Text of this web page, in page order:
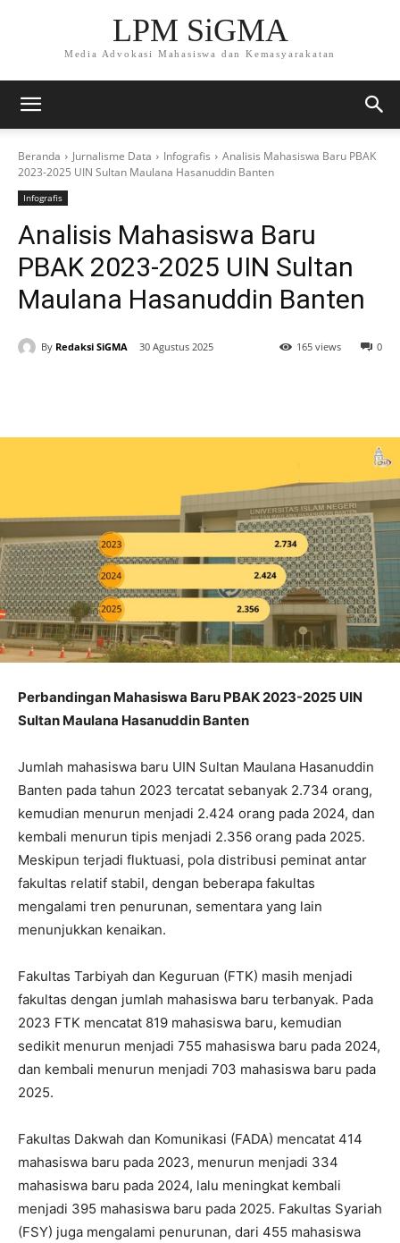
LPM SiGMA
Media Advokasi Mahasiswa dan Kemasyarakatan
Beranda Jurnalisme Data Infografis
Analisis Mahasiswa Baru PBAK
2023-2025 UIN Sultan Maulana Hasanuddin Banten
Infografis
Analisis Mahasiswa Baru
PBAK 2023-2025 UIN Sultan
Maulana Hasanuddin Banten
By Redaksi SiGMA 30 Agustus 2025 0
165 views
Perbandingan Mahasiswa Baru PBAK 2023-2025 UIN
Sultan Maulana Hasanuddin Banten
Jumlah mahasiswa baru UIN Sultan Maulana Hasanuddin
Banten pada tahun 2023 tercatat sebanyak 2.734 orang,
kemudian menurun menjadi 2.424 orang pada 2024, dan
kembali menurun tipis menjadi 2.356 orang pada 2025.
Meskipun terjadi fluktuasi, pola distribusi peminat antar
fakultas relatif stabil, dengan beberapa fakultas
mengalami tren penurunan, sementara yang lain
menunjukkan kenaikan.
Fakultas Tarbiyah dan Keguruan (FTK) masih menjadi
fakultas dengan jumlah mahasiswa baru terbanyak. Pada
2023 FTK mencatat 819 mahasiswa baru, kemudian
sedikit menurun menjadi 755 mahasiswa baru pada 2024,
dan kembali menurun menjadi 703 mahasiswa baru pada
2025.
Fakultas Dakwah dan Komunikasi (FADA) mencatat 414
mahasiswa baru pada 2023, menurun menjadi 334
mahasiswa baru pada 2024, lalu meningkat kembali
menjadi 395 mahasiswa baru pada 2025. Fakultas Syariah
(FSY) juga mengalami penurunan, dari 455 mahasiswa